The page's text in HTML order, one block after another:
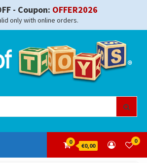
- Coupon: OFFER2026
only with online orders.
0
€0,00
0